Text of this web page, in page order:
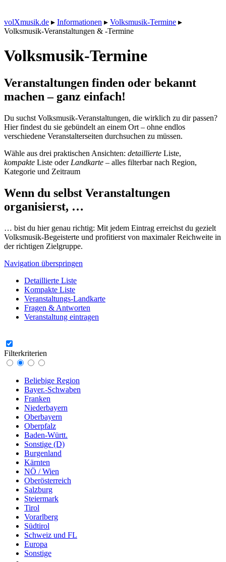
volXmusik.de ▸ Informationen ▸ Volksmusik-Termine ▸
Volksmusik-Veranstaltungen & -Termine
Volksmusik-Termine
Veranstaltungen finden oder bekannt
machen – ganz einfach!
Du suchst Volksmusik-Veranstaltungen, die wirklich zu dir passen?
Hier findest du sie gebündelt an einem Ort – ohne endlos
verschiedene Veranstalterseiten durchsuchen zu müssen.
Wähle aus drei praktischen Ansichten: detaillierte Liste,
kompakte Liste oder Landkarte – alles filterbar nach Region,
Kategorie und Zeitraum
Wenn du selbst Veranstaltungen
organisierst, …
… bist du hier genau richtig: Mit jedem Eintrag erreichst du gezielt
Volksmusik-Begeisterte und profitierst von maximaler Reichweite in
der richtigen Zielgruppe.
Navigation überspringen
Detaillierte Liste
Kompakte Liste
Veranstaltungs-Landkarte
Fragen & Antworten
Veranstaltung eintragen
Filterkriterien
Beliebige Region
Bayer.-Schwaben
Franken
Niederbayern
Oberbayern
Oberpfalz
Baden-Württ.
Sonstige (D)
Burgenland
Kärnten
NÖ / Wien
Oberösterreich
Salzburg
Steiermark
Tirol
Vorarlberg
Südtirol
Schweiz und FL
Europa
Sonstige